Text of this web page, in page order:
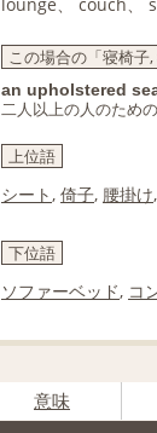
この場合の「寝椅子
an upholstered
二人以上の人のため
上位語
シート, 倚子, 腰掛け,
下位語
ソファーベッド, コ
意味